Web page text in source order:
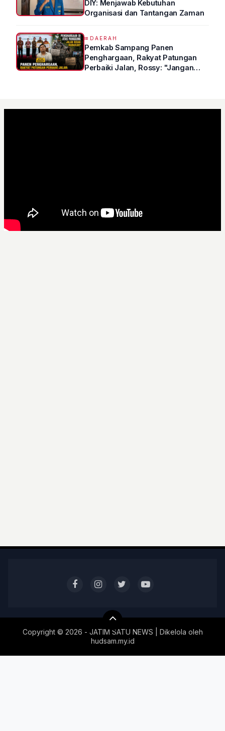
DIY: Menjawab Kebutuhan
Organisasi dan Tantangan Zaman
DAERAH
Pemkab Sampang Panen
Penghargaan, Rakyat Patungan
Perbaiki Jalan, Rossy: "Jangan
Copyright © 2026 - JATIM SATU NEWS | Dikelola oleh
hudsam.my.id